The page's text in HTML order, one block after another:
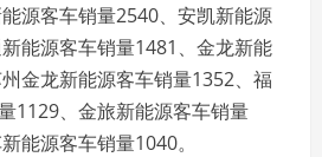
源客车销量2540、安凯新能源
能源客车销量1481、金龙新能
金龙新能源客车销量1352、福
1129、金旅新能源客车销量
能源客车销量1040。